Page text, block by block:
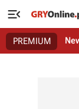

PREMIUM